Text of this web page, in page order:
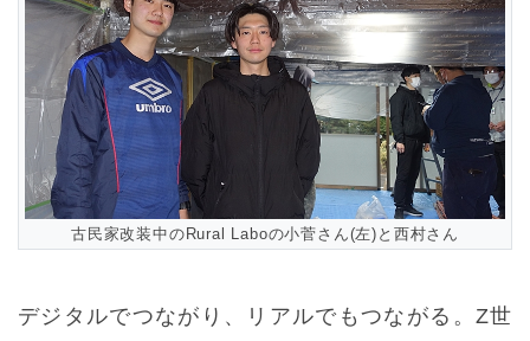
古民家改装中のRural Laboの小菅さん(左)と西村さん
デジタルでつながり、リアルでもつながる。Z世